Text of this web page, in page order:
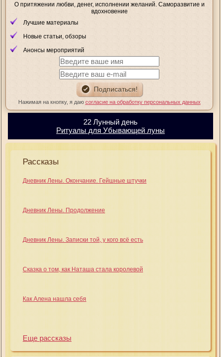
О притяжении любви, денег, исполнении желаний. Саморазвитие и
вдохновение
Лучшие материалы
Новые статьи, обзоры
Анонсы мероприятий
Нажимая на кнопку, я даю согласие на обработку персональных данных
22 Лунный день
Ритуалы для Убывающей луны
Рассказы
Дневник Лены. Окончание. Гейшные штучки
Дневник Лены. Продолжение
Дневник Лены. Записки той, у кого всё есть
Сказка о том, как Наташа стала королевой
Как Алена нашла себя
Еще рассказы